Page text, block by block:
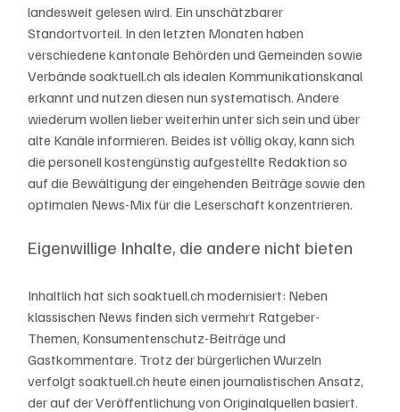
landesweit gelesen wird. Ein unschätzbarer
Standortvorteil. In den letzten Monaten haben
verschiedene kantonale Behörden und Gemeinden sowie
Verbände soaktuell.ch als idealen Kommunikationskanal
erkannt und nutzen diesen nun systematisch. Andere
wiederum wollen lieber weiterhin unter sich sein und über
alte Kanäle informieren. Beides ist völlig okay, kann sich
die personell kostengünstig aufgestellte Redaktion so
auf die Bewältigung der eingehenden Beiträge sowie den
optimalen News-Mix für die Leserschaft konzentrieren.
Eigenwillige Inhalte, die andere nicht bieten
Inhaltlich hat sich soaktuell.ch modernisiert: Neben
klassischen News finden sich vermehrt Ratgeber-
Themen, Konsumentenschutz-Beiträge und
Gastkommentare. Trotz der bürgerlichen Wurzeln
verfolgt soaktuell.ch heute einen journalistischen Ansatz,
der auf der Veröffentlichung von Originalquellen basiert.